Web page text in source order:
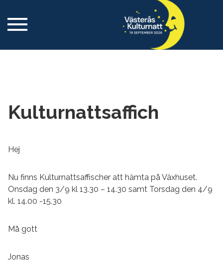
Kulturnattsaffich
Hej
Nu finns Kulturnattsaffischer att hämta på Växhuset.
Onsdag den 3/9 kl 13.30 – 14.30 samt Torsdag den 4/9
kl. 14.00 -15.30
Må gott
Jonas